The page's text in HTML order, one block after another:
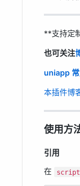
**支持定
也可关注
uniapp
本插件博
使用方
引用
在
script